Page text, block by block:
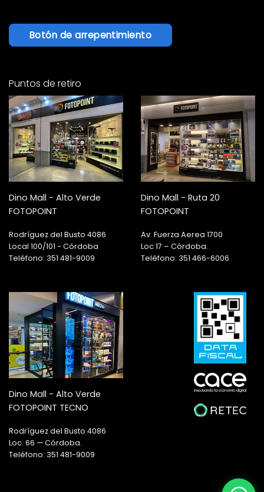
Botón de arrepentimiento
Puntos de retiro
Dino Mall - Alto Verde
FOTOPOINT
Rodríguez del Busto 4086
Local 100/101 - Córdoba
Teléfono: 351 481-9009
Dino Mall - Ruta 20
FOTOPOINT
Av. Fuerza Aerea 1700
Loc 17 – Córdoba.
Teléfono: 351 466-6006
Dino Mall - Alto Verde
FOTOPOINT TECNO
Rodríguez del Busto 4086
Loc. 66 — Córdoba.
Teléfono: 351 481-9009